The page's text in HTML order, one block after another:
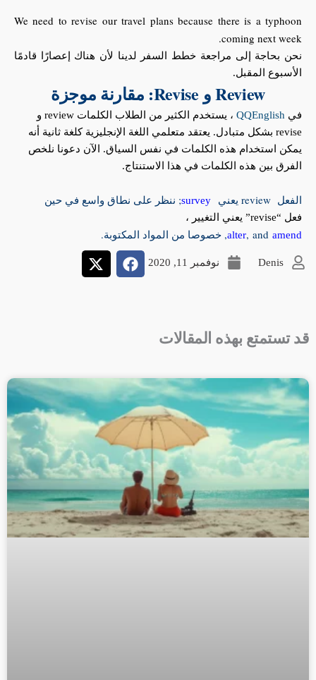
We need to revise our travel plans because there is a typhoon
coming next week.
نحن بحاجة إلى مراجعة خطط السفر لدينا لأن هناك إعصارًا قادمًا
الأسبوع المقبل.
Review و Revise: مقارنة موجزة
في QQEnglish
، يستخدم الكثير من الطلاب الكلمات review و
revise بشكل متبادل. يعتقد متعلمي اللغة الإنجليزية كلغة ثانية أنه
يمكن استخدام هذه الكلمات في نفس السياق. الآن دعونا نلخص
الفرق بين هذه الكلمات في هذا الاستنتاج.
الفعل review يعني survey; ننظر على نطاق واسع في حين
فعل “revise” يعني التغيير ،
alter, and amend , خصوصا من المواد المكتوبة.
Denis نوفمبر 11, 2020
قد تستمتع بهذه المقالات